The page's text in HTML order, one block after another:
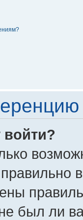
войти?
был ли